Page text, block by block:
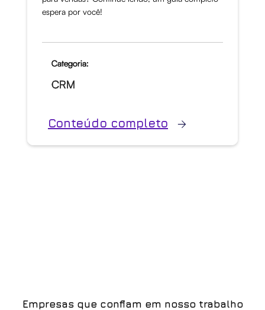
espera por você!
Categoria:
CRM
Conteúdo completo
Empresas que confiam em nosso trabalho